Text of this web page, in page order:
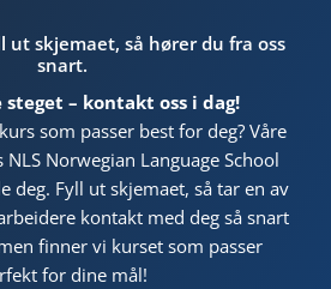
ut skjemaet, så hører du fra oss
snart.
– kontakt oss i dag!
som passer best for deg? Våre
Norwegian Language School
deg. Fyll ut skjemaet, så tar en av
kontakt med deg så snart
finner vi kurset som passer
for dine mål!